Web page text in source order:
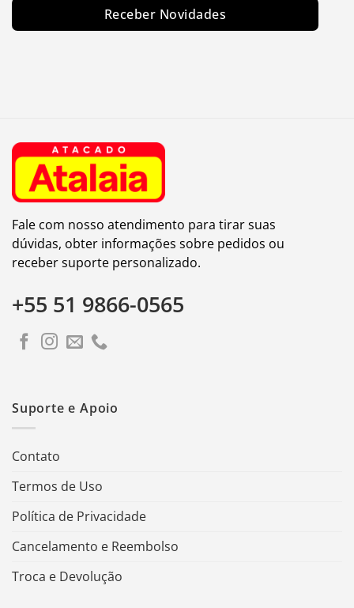
Receber Novidades
Fale com nosso atendimento para tirar suas
dúvidas, obter informações sobre pedidos ou
receber suporte personalizado.
+55 51 9866-0565
Suporte e Apoio
Contato
Termos de Uso
Política de Privacidade
Cancelamento e Reembolso
Troca e Devolução